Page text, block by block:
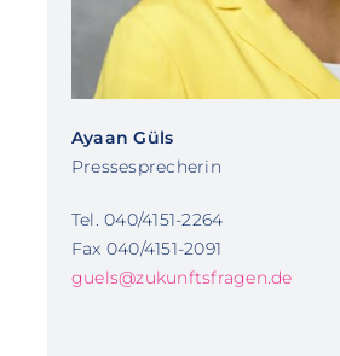
Ayaan Güls
Pressesprecherin
Tel. 040/4151-2264
Fax 040/4151-2091
guels@zukunftsfragen.de